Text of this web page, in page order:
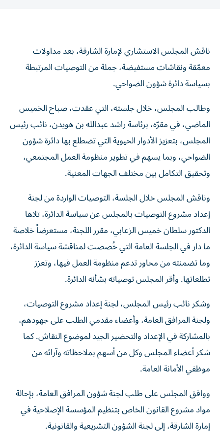
ناقش المجلس الاستشاري لإمارة الشارقة، بعد مداولات
معمّقة ونقاشات مستفيضة، جملة من التوصيات المرتبطة
بسياسة دائرة شؤون الضواحي.
وطالب المجلس، خلال جلسته، التي عقدت، صباح الخميس
الماضي، في مقرّه، برئاسة راشد عبدالله بن هويدن، نائب رئيس
المجلس، بتعزيز الأدوار الحيوية التي تضطلع بها دائرة شؤون
الضواحي، وبما يسهم في تطوير منظومة العمل المجتمعي،
وتحقيق التكامل بين مختلف الجهات المعنية.
وناقش المجلس خلال الجلسة، التوصيات الواردة من لجنة
إعداد مشروع التوصيات بالمجلس عن سياسة الدائرة، تلاها
الدكتور سلطان خميس الزعابي، مقرر اللجنة، مستعرضاً خلاصة
ما دار في الجلسة العامة التي خُصصت لمناقشة سياسة الدائرة،
وما تضمنته من محاور تدعم منظومة العمل فيها، وتعزز
تطلعاتها. وأقر المجلس توصياته بشأنه الدائرة.
وشكر نائب رئيس المجلس، لجنة إعداد مشروع التوصيات،
ولجنة المرافق العامة، وأعضاء مقدمي الطلب على جهودهم،
بالمشاركة في الإعداد والتحضير الجيد لموضوع النقاش. كما
شكر أعضاء المجلس وكل من أسهم بملاحظاته وآرائه من
موظفي الأمانة العامة.
ووافق المجلس على طلب لجنة شؤون المرافق العامة، بإحالة
مواد مشروع القانون الخاص بتنظيم المؤسسة الإصلاحية في
إمارة الشارقة، إلى لجنة الشؤون التشريعية والقانونية.